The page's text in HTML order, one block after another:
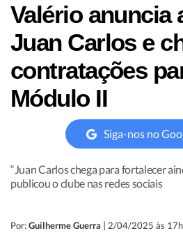
Valério anuncia
Juan Carlos e
contratações
Módulo II
Siga-nos no
“Juan Carlos chega para fortalecer
publicou o clube nas redes sociais
Por:Guilherme Guerra | 2/04/2025 às